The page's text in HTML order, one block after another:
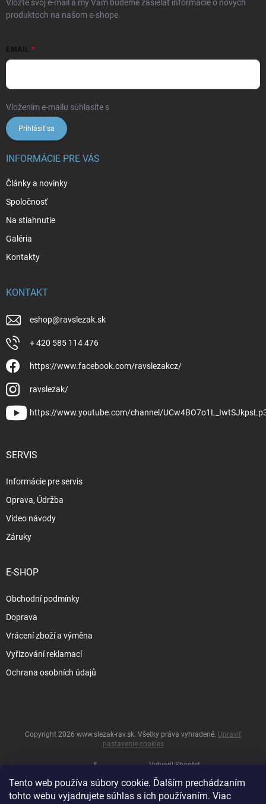
Tento web používa súbory cookie. Ďalším prechádzaním
tohto webu vyjadrujete súhlas s ich používaním. Viac
Vložte svoj e-mail a my Vám budeme zasielať informácie o nových
produktoch na našom e-shope.
EMAIL
Vložením e-mailu súhlasíte s
Prihlásiť sa
INFORMÁCIE PRE VÁS
Články a novinky
Spoločnosť
Na stiahnutie
Galéria
Kontakty
KONTAKT
eshop@ravslezak.sk
+ 420 585 114 476
https://www.facebook.com/ravslezakcz/
ravslezak/
https://www.youtube.com/channel/
SERVIS
Informácie pre servis
Oprava, Údržba
Video návody
Záruky
E-SHOP
Obchodní podmínky
Doprava
Vrácení zboží a výměna
Vyřizování reklamací
Ochrana osobních údajů
& Vytvoril Shoptet
Copyright 2026 www.slezak-rav.sk. Všetky práva vyhradené. Upraviť
nastavenie cookies